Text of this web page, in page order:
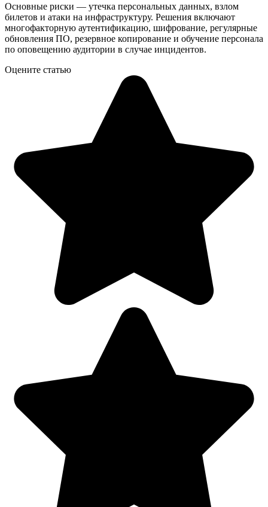
Основные риски — утечка персональных данных, взлом
билетов и атаки на инфраструктуру. Решения включают
многофакторную аутентификацию, шифрование, регулярные
обновления ПО, резервное копирование и обучение персонала
по оповещению аудитории в случае инцидентов.
Оцените статью